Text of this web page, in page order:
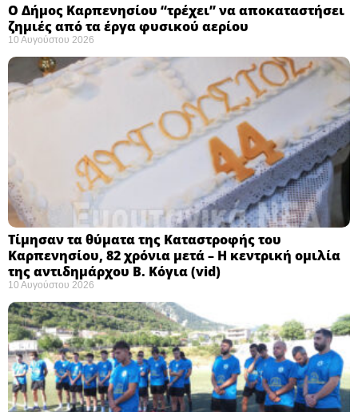
Ο Δήμος Καρπενησίου “τρέχει” να αποκαταστήσει
ζημιές από τα έργα φυσικού αερίου
10 Αυγούστου 2026
Τίμησαν τα θύματα της Καταστροφής του
Καρπενησίου, 82 χρόνια μετά – Η κεντρική ομιλία
της αντιδημάρχου Β. Κόγια (vid)
10 Αυγούστου 2026